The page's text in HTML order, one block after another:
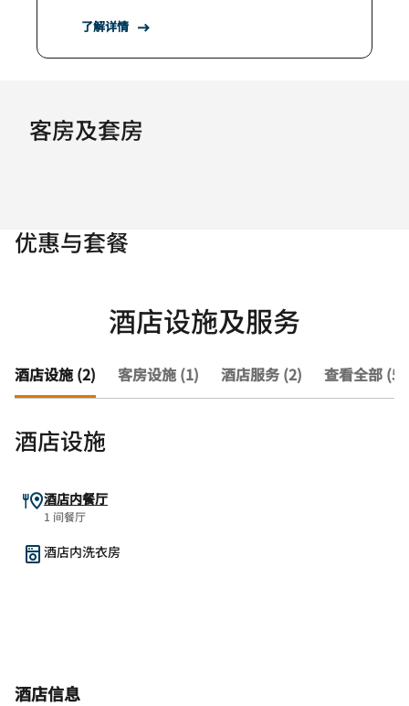
了解详情
客房及套房
优惠与套餐
酒店设施及服务
酒店设施 (2) 客房设施 (1) 酒店服务 (2) 查看全部 (5)
酒店设施
酒店内餐厅
1 间餐厅
酒店内洗衣房
酒店信息